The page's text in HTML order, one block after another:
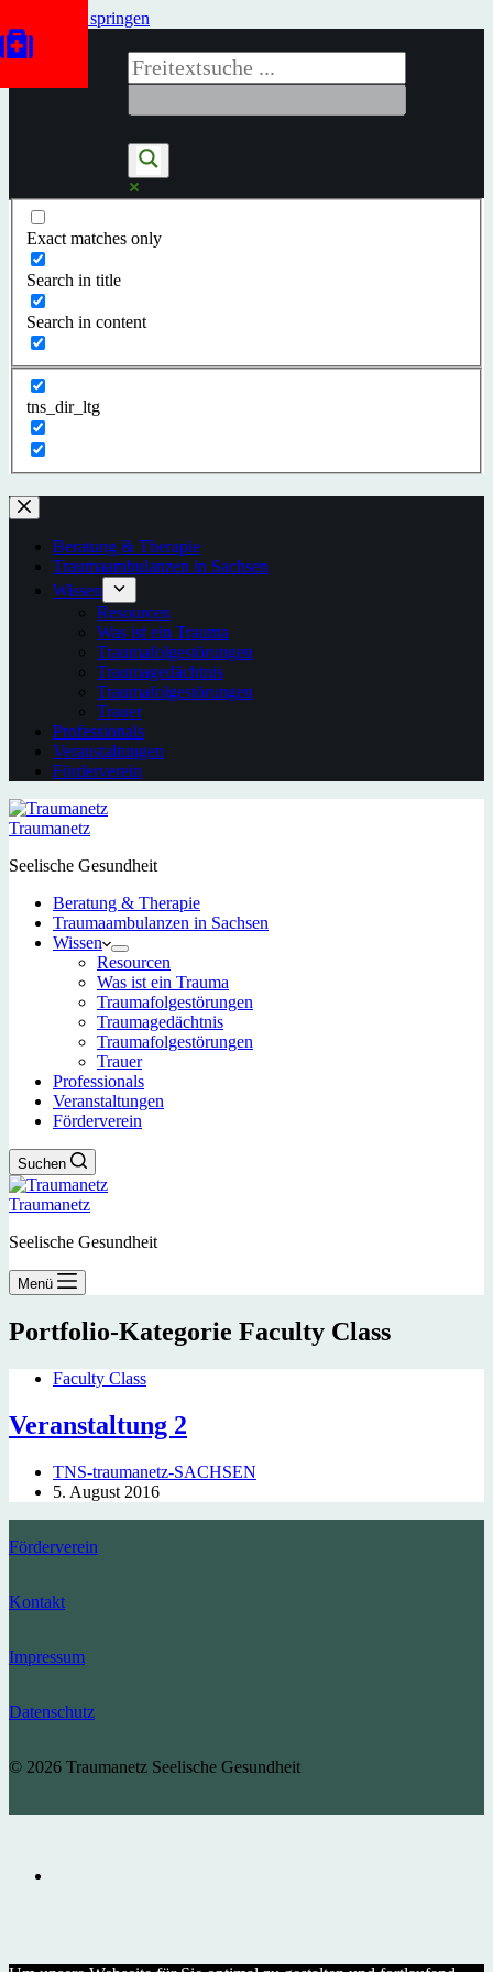
Zum Inhalt springen
Exact matches only
Search in title
Search in content
tns_dir_ltg
Beratung & Therapie
Traumaambulanzen in Sachsen
Wissen
Resourcen
Was ist ein Trauma
Traumafolgestörungen
Traumagedächtnis
Traumafolgestörungen
Trauer
Professionals
Veranstaltungen
Förderverein
Traumanetz
Seelische Gesundheit
Beratung & Therapie
Traumaambulanzen in Sachsen
Wissen
Resourcen
Was ist ein Trauma
Traumafolgestörungen
Traumagedächtnis
Traumafolgestörungen
Trauer
Professionals
Veranstaltungen
Förderverein
Suchen
Traumanetz
Seelische Gesundheit
Menü
Portfolio-Kategorie Faculty Class
Faculty Class
Veranstaltung 2
TNS-traumanetz-SACHSEN
5. August 2016
Förderverein
Kontakt
Impressum
Datenschutz
© 2026 Traumanetz Seelische Gesundheit